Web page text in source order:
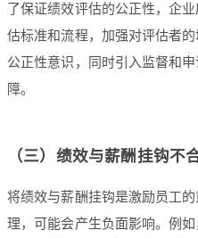
了保证绩效评估的公正性，企
估标准和流程，加强对评估者
公正性意识，同时引入监督和
障。
（三）绩效与薪酬挂钩不
将绩效与薪酬挂钩是激励员工
理，可能会产生负面影响。例